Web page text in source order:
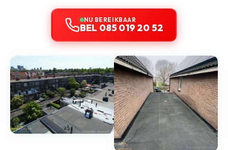
NU BEREIKBAAR
BEL 085 019 20 52